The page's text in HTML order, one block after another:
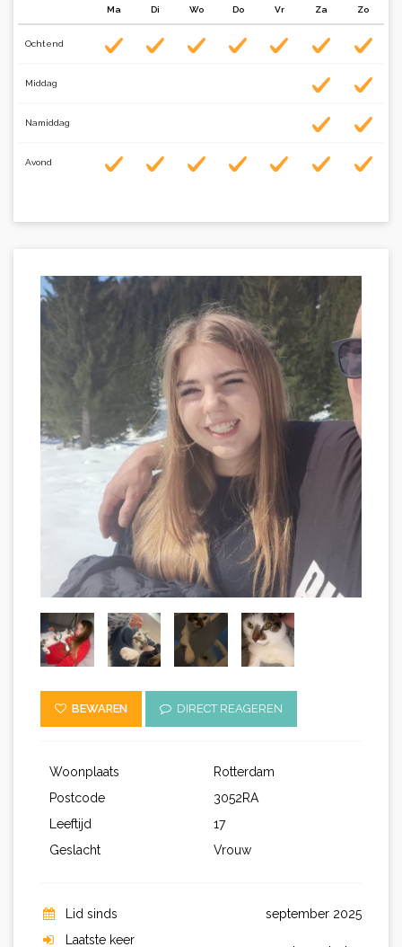
Ma Di Wo Do Vr Za Zo
Ochtend
Middag
Namiddag
Avond
BEWAREN DIRECT REAGEREN
Woonplaats
Rotterdam
Postcode
3052RA
Leeftijd
17
Geslacht
Vrouw
Lid sinds
september 2025
Laatste keer